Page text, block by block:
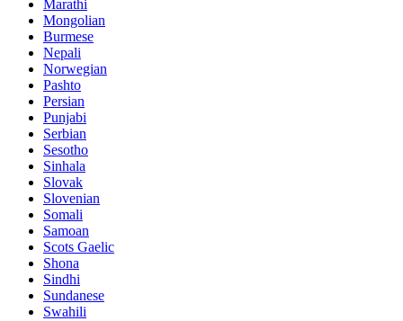
Marathi
Mongolian
Burmese
Nepali
Norwegian
Pashto
Persian
Punjabi
Serbian
Sesotho
Sinhala
Slovak
Slovenian
Somali
Samoan
Scots Gaelic
Shona
Sindhi
Sundanese
Swahili